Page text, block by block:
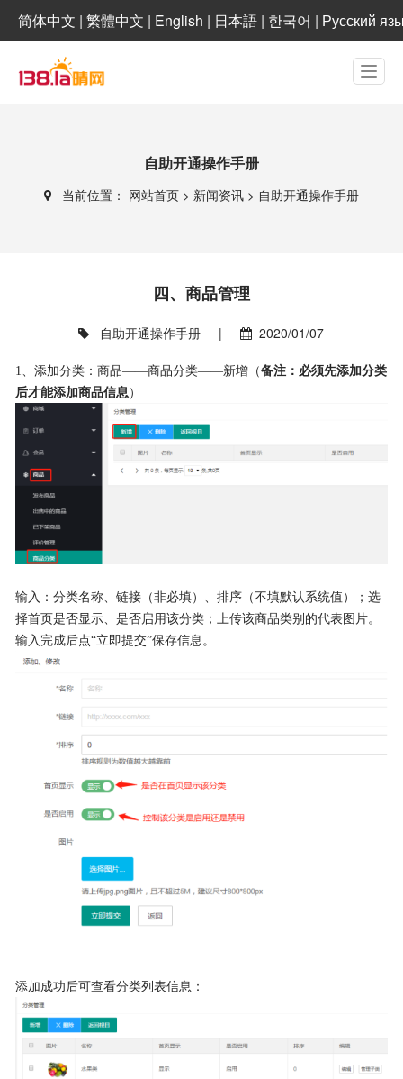
简体中文 | 繁體中文 | English | 日本語 | 한국어 | Русский
自助开通操作手册
当前位置： 网站首页 > 新闻资讯 > 自助开通操作手册
四、商品管理
自助开通操作手册 | 2020/01/07
1、添加分类：商品——商品分类——新增（备注：必须先添加分类
后才能添加商品信息）
输入：分类名称、链接（非必填）、排序（不填默认系统值）；选
择首页是否显示、是否启用该分类；上传该商品类别的代表图片。
输入完成后点“立即提交”保存信息。
添加成功后可查看分类列表信息：